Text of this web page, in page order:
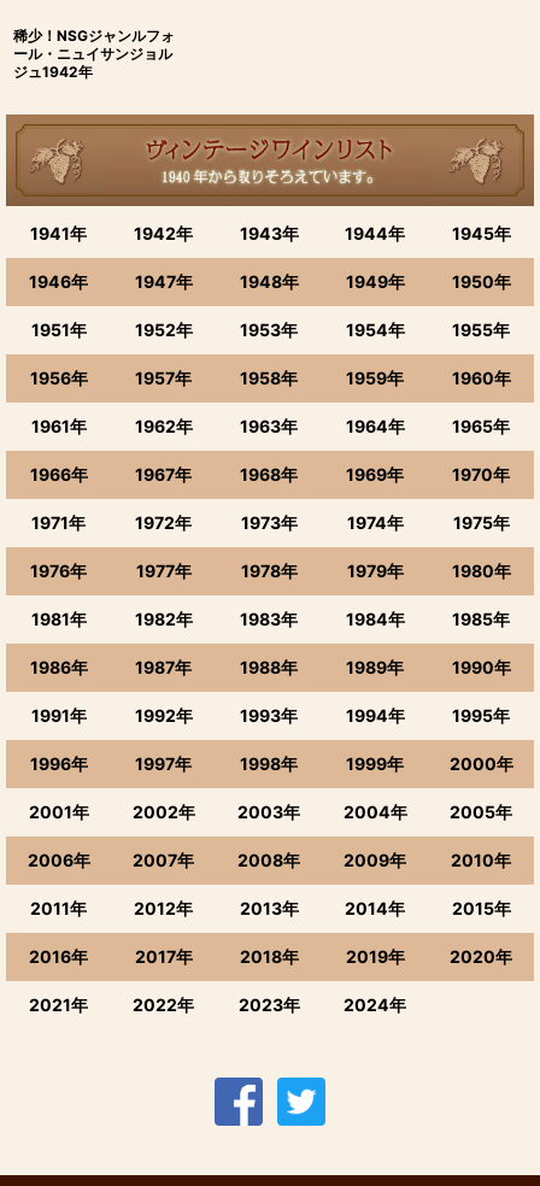
稀少！NSGジャンルフォ
ール・ニュイサンジョル
ジュ1942年
1941年 1942年 1943年 1944年 1945年
1946年 1947年 1948年 1949年 1950年
1951年 1952年 1953年 1954年 1955年
1956年 1957年 1958年 1959年 1960年
1961年 1962年 1963年 1964年 1965年
1966年 1967年 1968年 1969年 1970年
1971年 1972年 1973年 1974年 1975年
1976年 1977年 1978年 1979年 1980年
1981年 1982年 1983年 1984年 1985年
1986年 1987年 1988年 1989年 1990年
1991年 1992年 1993年 1994年 1995年
1996年 1997年 1998年 1999年 2000年
2001年 2002年 2003年 2004年 2005年
2006年 2007年 2008年 2009年 2010年
2011年 2012年 2013年 2014年 2015年
2016年 2017年 2018年 2019年 2020年
2021年 2022年 2023年 2024年